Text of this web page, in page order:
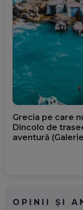
Grecia pe care
Dincolo de
aventură
OPINII ȘI